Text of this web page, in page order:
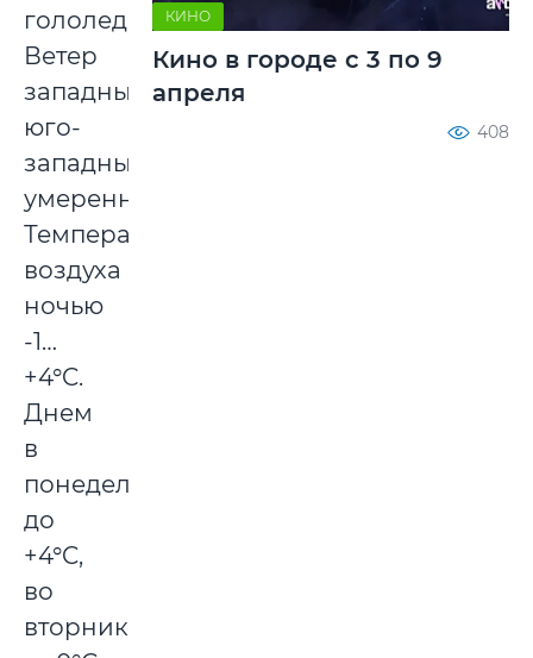
гололедица.
Ветер
западный,
юго-
западный,
умеренный.
Температура
воздуха
ночью
-1…
+4°C.
Днем
в
понедельник
до
+4°C,
во
вторник
КИНО
Кино в городе с 3 по 9
апреля
408